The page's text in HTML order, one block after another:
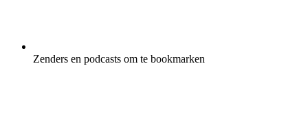
Zenders en podcasts om te bookmarken